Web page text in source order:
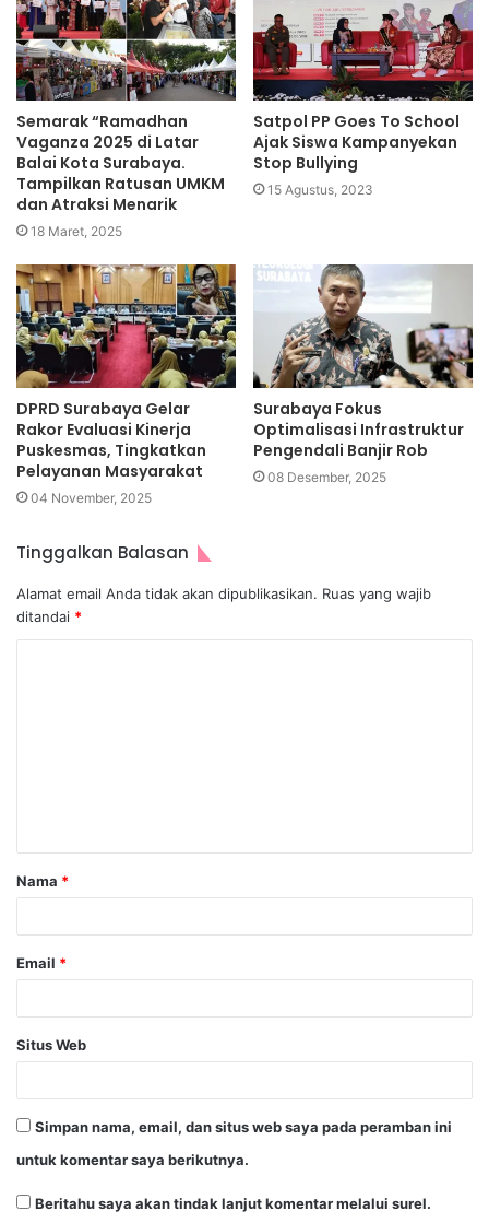
Semarak “Ramadhan
Vaganza 2025 di Latar
Balai Kota Surabaya.
Tampilkan Ratusan UMKM
dan Atraksi Menarik
18 Maret, 2025
Satpol PP Goes To School
Ajak Siswa Kampanyekan
Stop Bullying
15 Agustus, 2023
DPRD Surabaya Gelar
Rakor Evaluasi Kinerja
Puskesmas, Tingkatkan
Pelayanan Masyarakat
04 November, 2025
Surabaya Fokus
Optimalisasi Infrastruktur
Pengendali Banjir Rob
08 Desember, 2025
Tinggalkan Balasan
Alamat email Anda tidak akan dipublikasikan. Ruas yang wajib
ditandai *
Nama *
Email *
Situs Web
Simpan nama, email, dan situs web saya pada peramban ini
untuk komentar saya berikutnya.
Beritahu saya akan tindak lanjut komentar melalui surel.